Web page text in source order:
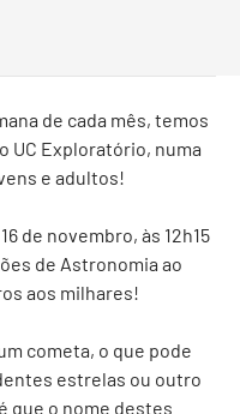
de cada mês, temos
UC Exploratório, numa
e adultos!
de novembro, às 12h15
de Astronomia ao
aos milhares!
cometa, o que pode
estrelas ou outro
que o nome destes